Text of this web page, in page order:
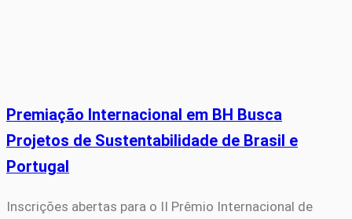
Premiação Internacional em BH Busca
Projetos de Sustentabilidade de Brasil e
Portugal
Inscrições abertas para o II Prêmio Internacional de